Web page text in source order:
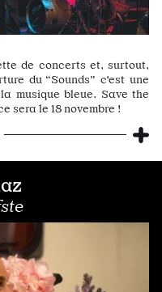
de concerts et, surtout,
du “Sounds” c'est une
musique bleue. Save the
sera le 18 novembre !